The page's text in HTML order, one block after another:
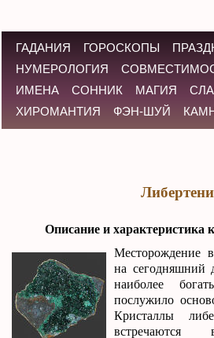
ГАДАНИЯ ГОРОСКОПЫ
НУМЕРОЛОГИЯ
ИМЕНА
СОННИК МАГИЯ
ХИРОМАНТИЯ
ФЭН-ШУЙ
Описание и характеристика
Месторождение
на сегодняшний
наиболее
послужило
Кристаллы
встречаются